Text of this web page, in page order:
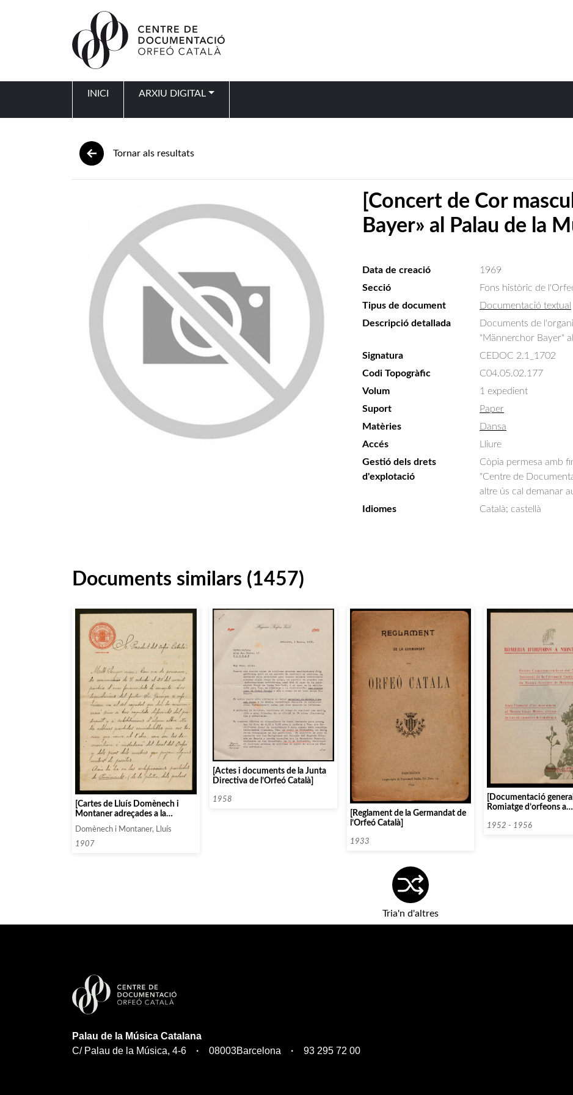
INICI ARXIU DIGITAL
Tornar als resultats
[Concert de Cor
Bayer» al Palau de la
Data de creació
1969
Secció
Fons històric de
Tipus de document
Documentació textual
Descripció detallada
Documents de
"Männerchor Bayer"
Signatura
CEDOC 2.1_1702
Codi Topogràfic
C04.05.02.177
Volum
1 expedient
Suport
Paper
Matèries
Dansa
Accés
Lliure
Gestió dels drets
d'explotació
Còpia permesa amb
"Centre de
altre ús cal demanar
Idiomes
Català; castellà
Documents similars (1457)
[Cartes de Lluís Domènech i
Montaner adreçades a la
sobre el seguiment de les obres
del Palau de la Música Catalana]
Domènech i Montaner, Lluís
1907
[Actes i documents de la Junta
Directiva de l’Orfeó Català]
1958
[Reglament de la Germandat de
l’Orfeó Català]
1933
[Documentació
Romiatge d’orfeons a
1952 - 1956
Tria'n d'altres
Palau de la Música Catalana
C/ Palau de la Música, 4-6
08003Barcelona 93 295 72 00